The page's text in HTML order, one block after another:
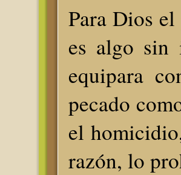
Para Dios
es algo sin
equipara
pecado
el
razón, lo